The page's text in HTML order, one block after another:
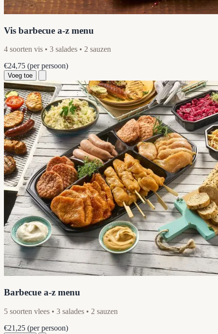
Vis barbecue a-z menu
4 soorten vis • 3 salades • 2 sauzen
€24,75 (per persoon)
Voeg toe
Barbecue a-z menu
5 soorten vlees • 3 salades • 2 sauzen
€21,25 (per persoon)